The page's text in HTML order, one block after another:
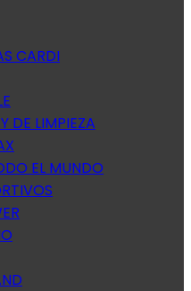
CARDI
DE LIMPIEZA
EL MUNDO